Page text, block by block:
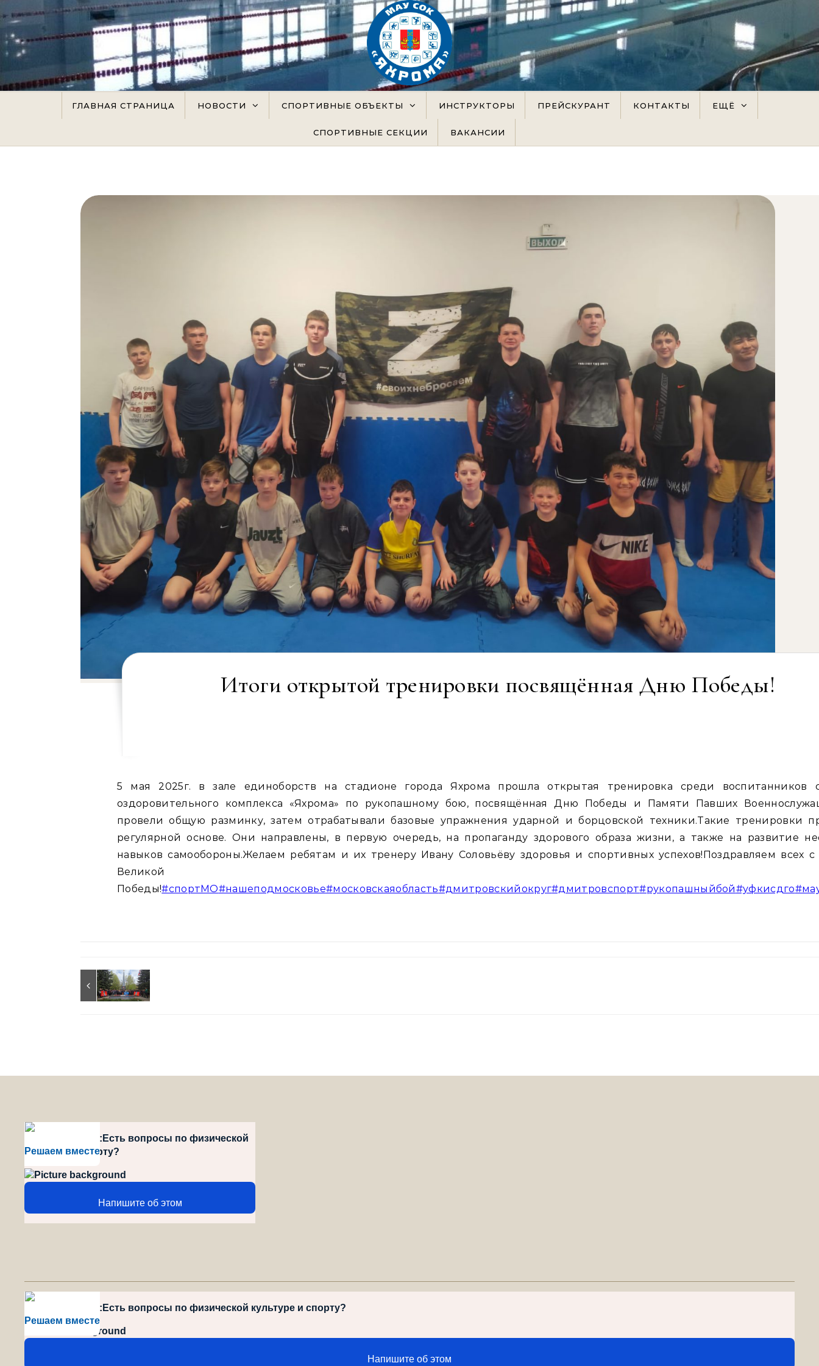
Перейти к содержимому
ГЛАВНАЯ СТРАНИЦА НОВОСТИ СПОРТИВНЫЕ ОБЪЕКТЫ ИНСТРУКТОРЫ ПРЕЙСКУРАНТ КОНТАКТЫ ЕЩЁ
СПОРТИВНЫЕ СЕКЦИИ ВАКАНСИИ
Итоги открытой тренировки посвящённая Дню Победы!
5 мая 2025г. в зале единоборств на стадионе города Яхрома прошла открытая тренировка среди воспитанников спортивно-
оздоровительного комплекса «Яхрома» по рукопашному бою, посвящённая Дню Победы и Памяти Павших
провели общую разминку, затем отрабатывали базовые упражнения ударной и борцовской техники.Такие тренировки
регулярной основе. Они направлены, в первую очередь, на пропаганду здорового образа жизни, а также на развитие
навыков самообороны.Желаем ребятам и их тренеру Ивану Соловьёву здоровья и спортивных успехов!Поздравляем всех
Великой
Победы!#спортМО#нашеподмосковье#московскаяобласть#дмитровскийокруг#дмитровспорт#рукопашныйбой#уфкисдго
Решаем вместе
style="position":Есть вопросы по физической
культуре и спорту?
Напишите об этом
Решаем вместе
style="position":Есть вопросы по физической культуре и спорту?
Напишите об этом